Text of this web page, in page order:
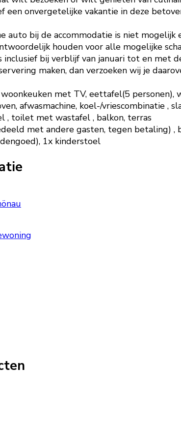
een onvergetelijke vakantie in deze
auto bij de accommodatie is niet
houden voor alle mogelijke
inclusief bij verblijf van januari tot en
maken, dan verzoeken wij je
met TV, eettafel(5 personen),
afwasmachine, koel-/vriescombinatie
, toilet met wastafel , balkon, terras
met andere gasten, tegen betaling)
1x kinderstoel